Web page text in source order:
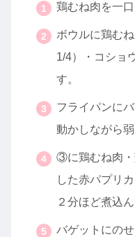
鶏むね肉を一
ボウルに鶏む
1/4）・コショ
す。
フライパンに
動かしながら
③に鶏むね肉・
した赤パプリ
２分ほど煮込
バゲットにの